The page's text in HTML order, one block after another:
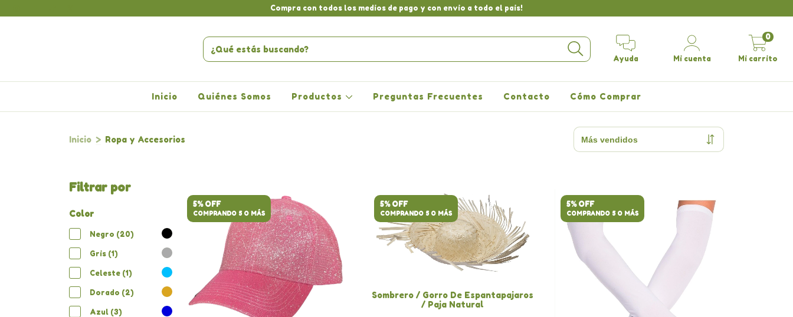
Compra con todos los medios de pago y con envio a todo el pais!
Ayuda Mi cuenta Mi carrito
0
Inicio Quiénes Somos Productos Preguntas Frecuentes Contacto Cómo Comprar
Inicio > Ropa y Accesorios
Filtrar por
Color
Negro (20)
Gris (1)
Celeste (1)
Dorado (2)
Azul (3)
5% OFF
COMPRANDO 5 O MÁS
5% OFF
COMPRANDO 5 O MÁS
Sombrero / Gorro De Espantapajaros
/ Paja Natural
5% OFF
COMPRANDO 5 O MÁS